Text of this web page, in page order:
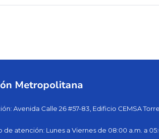
Metropolitana
Avenida Calle 26 #57-83, Edificio CEMSA
de atención: Lunes a Viernes de 08:00 a.m. a